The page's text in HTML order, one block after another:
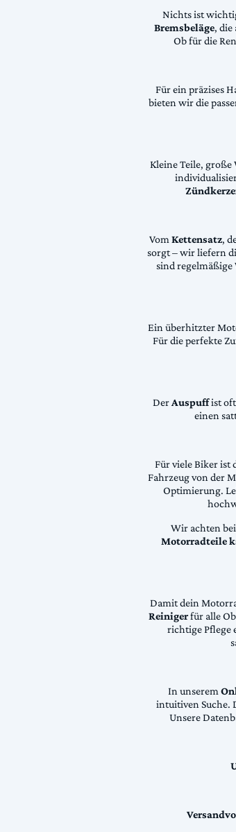
Nichts ist
Bremsbeläge, die
Ob für die
Für ein präzises
bieten wir die
Kleine Teile,
VomKettensatz,
sorgt – wir liefern
sind regelmäßige
Ein überhitzter
Für die perfekte
DerAuspuffist oft
einen
Für viele Biker ist
Fahrzeug von der
Optimierung.
Wir achten
Motorradteile
Damit dein
Reinigerfür alle
richtige Pflege
In unserem
intuitiven Suche.
Unsere